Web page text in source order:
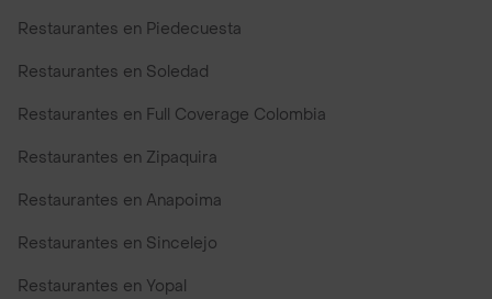
Restaurantes en Piedecuesta
Restaurantes en Soledad
Restaurantes en Full Coverage Colombia
Restaurantes en Zipaquira
Restaurantes en Anapoima
Restaurantes en Sincelejo
Restaurantes en Yopal